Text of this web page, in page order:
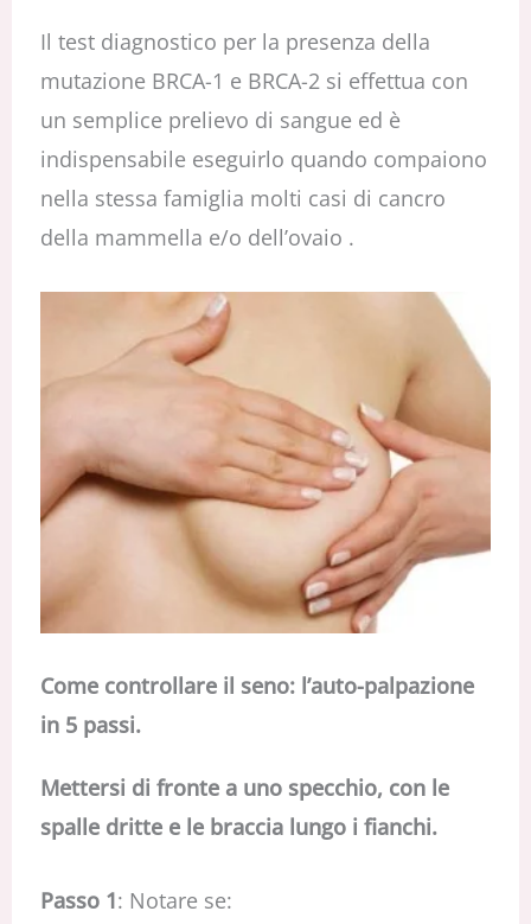
Il test diagnostico per la presenza della
mutazione BRCA-1 e BRCA-2 si effettua con
un semplice prelievo di sangue ed è
indispensabile eseguirlo quando compaiono
nella stessa famiglia molti casi di cancro
della mammella e/o dell’ovaio .
Come controllare il seno: l’auto-palpazione
in 5 passi.
Mettersi di fronte a uno specchio, con le
spalle dritte e le braccia lungo i fianchi.
Passo 1: Notare se: